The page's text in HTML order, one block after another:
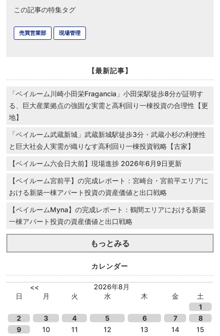
この記事の特集タグ
売買営業部 現場管理
【最新記事】
「ベイルーム川崎小田栄Fragancia」小田栄駅徒歩8分が証明す
る、巨大産業拠点の強固な実需と高利回り一棟投資の合理性【更
地】
「ベイルーム武蔵新城」武蔵新城駅徒歩3分・武蔵小杉の利便性
と巨大社会人実需が織りなす高利回り一棟投資戦略【古家】
【ベイルーム六会日大前】現場進捗 2026年6月9日更新
【ベイルーム宮前平】の完成レポート：宮崎台・宮前平エリアに
おける新築一棟アパート投資の資産価値と出口戦略
【ベイルームMyna】の完成レポート：鶴間エリアにおける新築
一棟アパート投資の資産価値と出口戦略
もっとみる
カレンダー
<<
2026年8月
日
月 火 水 木 金
土
1
2
3 4 5 6 7
8
9
10 11 12 13 14
15